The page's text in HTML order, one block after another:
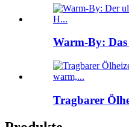
Warm-By:
Tragbarer